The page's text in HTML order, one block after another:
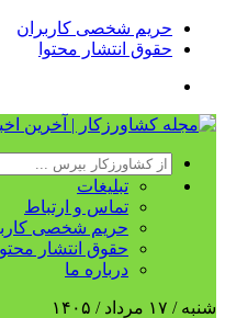
حریم شخصی کاربران
حقوق انتشار محتوا
تبلیغات
تماس و ارتباط
حریم شخصی
حقوق انتشار محتوا
درباره ما
شنبه / ۱۷ مرداد / ۱۴۰۵